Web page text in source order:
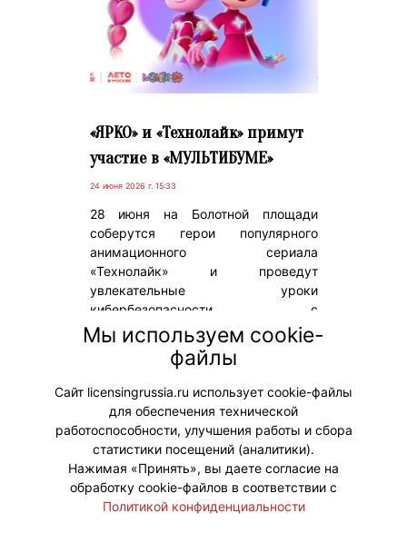
«ЯРКО» и «Технолайк» примут
участие в «МУЛЬТИБУМЕ»
24 июня 2026 г. 15:33
28 июня на Болотной площади
соберутся герои популярного
анимационного сериала
«Технолайк» и проведут
увлекательные уроки
кибербезопасности с
вовлекающими заданиями и
проверкой знаний юных гостей на
тему цифровой грамотности и
сетевых угроз.
#ПродвижениеБренда
Мы используем cookie-
файлы
Сайт licensingrussia.ru использует cookie-файлы
для обеспечения технической
работоспособности, улучшения работы и сбора
статистики посещений (аналитики).
Нажимая «Принять», вы даете согласие на
обработку cookie-файлов в соответствии с
Политикой конфиденциальности